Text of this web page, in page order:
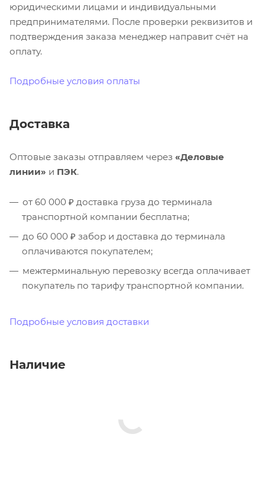
юридическими лицами и индивидуальными
предпринимателями. После проверки реквизитов и
подтверждения заказа менеджер направит счёт на
оплату.
Подробные условия оплаты
Доставка
Оптовые заказы отправляем через «Деловые
линии» и ПЭК.
от 60 000 ₽ доставка груза до терминала
транспортной компании бесплатна;
до 60 000 ₽ забор и доставка до терминала
оплачиваются покупателем;
межтерминальную перевозку всегда оплачивает
покупатель по тарифу транспортной компании.
Подробные условия доставки
Наличие